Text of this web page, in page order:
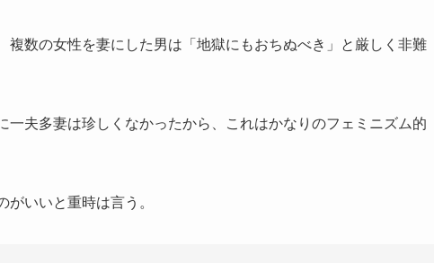
複数の女性を妻にした男は「地獄にもおちぬべき」と厳しく非難
夫多妻は珍しくなかったから、これはかなりのフェミニズム的
いいと重時は言う。